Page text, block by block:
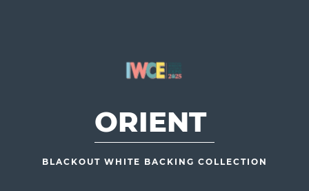
ORIENT
BLACKOUT WHITE BACKING COLLECTION